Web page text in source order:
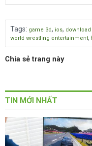
Tags: game 3d, ios,
world wrestling entertainment,
Chia sẻ trang này
TIN MỚI NHẤT